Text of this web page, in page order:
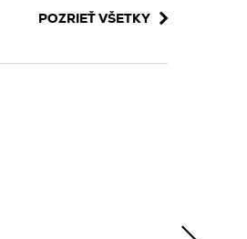
POZRIEŤ VŠETKY